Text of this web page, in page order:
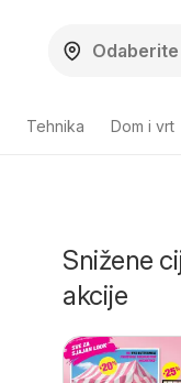
Tehnika Dom i vrt
Snižene
akcije